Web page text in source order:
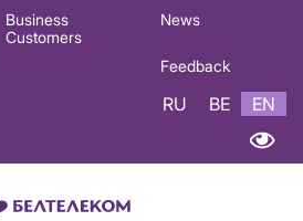
Business
Customers
News
Feedback
RU BE EN